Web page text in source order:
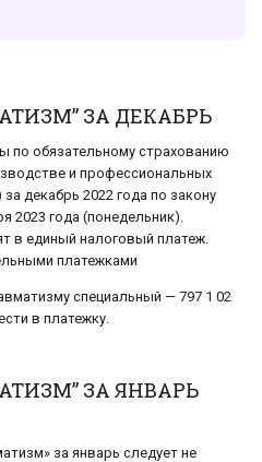
ЗА ДЕКАБРЬ
по обязательному страхованию
и профессиональных
декабрь 2022 года по закону
2023 года (понедельник).
в единый налоговый платеж.
платежками
специальный — 797 1 02
в платежку.
ЗА ЯНВАРЬ
за январь следует не